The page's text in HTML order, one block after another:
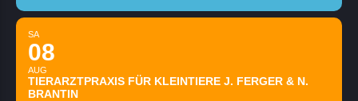
SA
08
AUG
TIERARZTPRAXIS FÜR KLEINTIERE J. FERGER & N.
BRANTIN